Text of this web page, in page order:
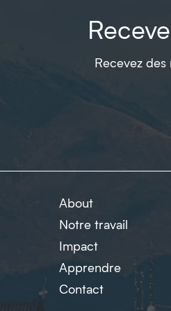
Recevez
About
Notre travail
Impact
Apprendre
Contact